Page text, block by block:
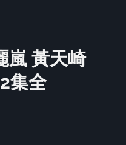
嵐 黃天崎
集全